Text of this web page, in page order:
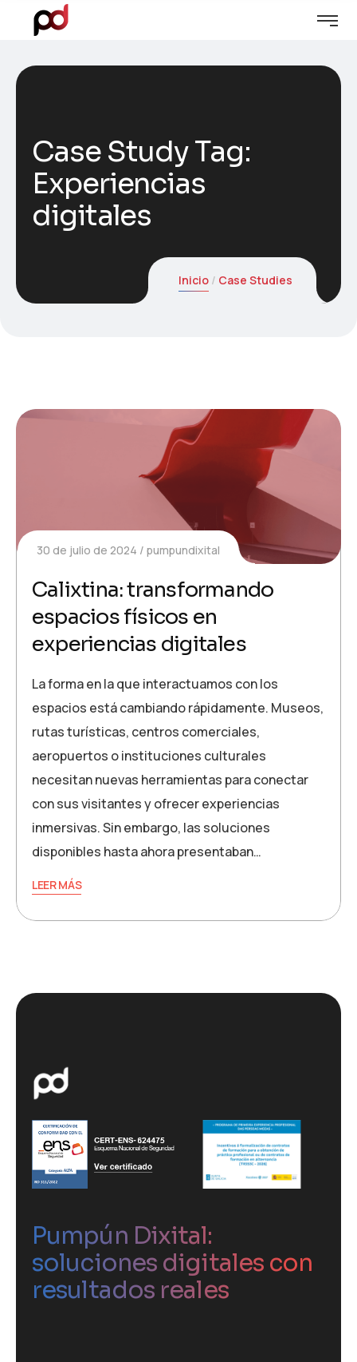
Case Study Tag:
Experiencias
digitales
Inicio Case Studies
30 de julio de 2024 pumpundixital
Calixtina: transformando
espacios físicos en
experiencias digitales
La forma en la que interactuamos con los
espacios está cambiando rápidamente. Museos,
rutas turísticas, centros comerciales,
aeropuertos o instituciones culturales
necesitan nuevas herramientas para conectar
con sus visitantes y ofrecer experiencias
inmersivas. Sin embargo, las soluciones
disponibles hasta ahora presentaban…
LEER MÁS
Pumpún Dixital:
soluciones digitales con
resultados reales